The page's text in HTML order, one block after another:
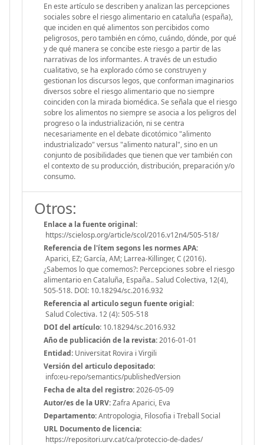
En este artículo se describen y analizan las percepciones
sociales sobre el riesgo alimentario en cataluña (españa),
que inciden en qué alimentos son percibidos como
peligrosos, pero también en cómo, cuándo, dónde, por qué
y de qué manera se concibe este riesgo a partir de las
narrativas de los informantes. A través de un estudio
cualitativo, se ha explorado cómo se construyen y
gestionan los discursos legos, que conforman imaginarios
diversos sobre el riesgo alimentario que no siempre
coinciden con la mirada biomédica. Se señala que el riesgo
sobre los alimentos no siempre se asocia a los peligros del
progreso o la industrialización, ni se centra
necesariamente en el debate dicotómico "alimento
industrializado" versus "alimento natural", sino en un
conjunto de posibilidades que tienen que ver también con
el contexto de su producción, distribución, preparación y/o
consumo.
Otros:
Enlace a la fuente original:
https://scielosp.org/article/scol/2016.v12n4/505-518/
Referencia de l'ítem segons les normes APA:
Aparici, EZ; García, AM; Larrea-Killinger, C (2016).
¿Sabemos lo que comemos?: Percepciones sobre el riesgo
alimentario en Cataluña, España.. Salud Colectiva, 12(4),
505-518. DOI: 10.18294/sc.2016.932
Referencia al articulo segun fuente origial:
Salud Colectiva. 12 (4): 505-518
DOI del artículo: 10.18294/sc.2016.932
Año de publicación de la revista:2016-01-01
Entidad: Universitat Rovira i Virgili
Versión del articulo depositado:
info:eu-repo/semantics/publishedVersion
Fecha de alta del registro:2026-05-09
Autor/es de la URV:Zafra Aparici, Eva
Departamento:Antropologia, Filosofia i Treball Social
URL Documento de licencia:
https://repositori.urv.cat/ca/proteccio-de-dades/